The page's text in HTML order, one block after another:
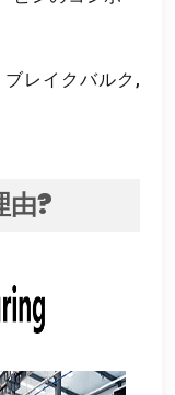
ブレイクバルク,
由?